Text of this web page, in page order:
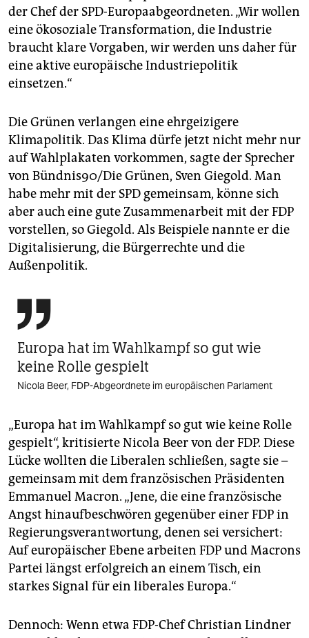
der Chef der SPD-Europaabgeordneten. „Wir wollen
eine ökosoziale Transformation, die Industrie
braucht klare Vorgaben, wir werden uns daher für
eine aktive europäische Industriepolitik
einsetzen.“
Die Grünen verlangen eine ehrgeizigere
Klimapolitik. Das Klima dürfe jetzt nicht mehr nur
auf Wahlplakaten vorkommen, sagte der Sprecher
von Bündnis90/Die Grünen, Sven Giegold. Man
habe mehr mit der SPD gemeinsam, könne sich
aber auch eine gute Zusammenarbeit mit der FDP
vorstellen, so Giegold. Als Beispiele nannte er die
Digitalisierung, die Bürgerrechte und die
Außenpolitik.

Europa hat im Wahlkampf so gut wie
keine Rolle gespielt
Nicola Beer, FDP-Abgeordnete im europäischen Parlament
„Europa hat im Wahlkampf so gut wie keine Rolle
gespielt“, kritisierte Nicola Beer von der FDP. Diese
Lücke wollten die Liberalen schließen, sagte sie –
gemeinsam mit dem französischen Präsidenten
Emmanuel Macron. „Jene, die eine französische
Angst hinaufbeschwören gegenüber einer FDP in
Regierungsverantwortung, denen sei versichert:
Auf europäischer Ebene arbeiten FDP und Macrons
Partei längst erfolgreich an einem Tisch, ein
starkes Signal für ein liberales Europa.“
Dennoch: Wenn etwa FDP-Chef Christian Lindner